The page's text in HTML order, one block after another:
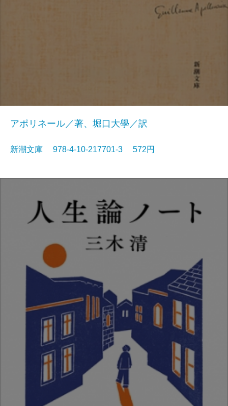
アポリネール／著、堀口大學／訳
新潮文庫 978-4-10-217701-3 572円